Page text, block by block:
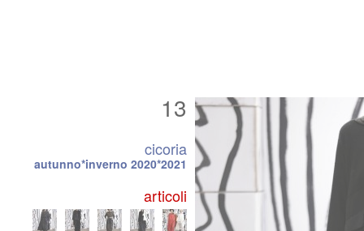
13
cicoria
autunno*inverno 2020*2021
articoli